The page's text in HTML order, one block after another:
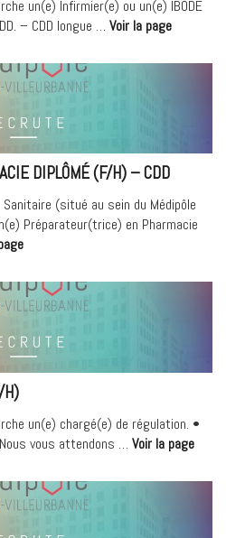
un(e) Infirmier(e) ou un(e) IBODE
– CDD longue … Voir la page«
–
DIPLÔMÉ (F/H) – CDD
(situé au sein du Médipôle
Préparateur(trice) en Pharmacie
« Préparateur
pharmacie
Diplômé
–
CDD »
H)
un(e) chargé(e) de régulation. •
vous attendons … Voir la page«